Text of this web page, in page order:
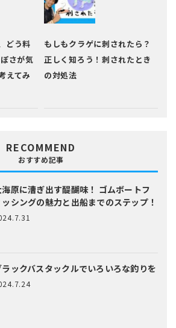
どう料
さが気
えてみ
もしもクラゲに刺されたら？
正しく知ろう！刺されたとき
の対処法
RECOMMEND
おすすめ記事
原に漕ぎ出す醍醐味！ ゴムボートフ
ッシングの魅力と出船までのステップ！
ラックバスタックルでいろいろな釣りを